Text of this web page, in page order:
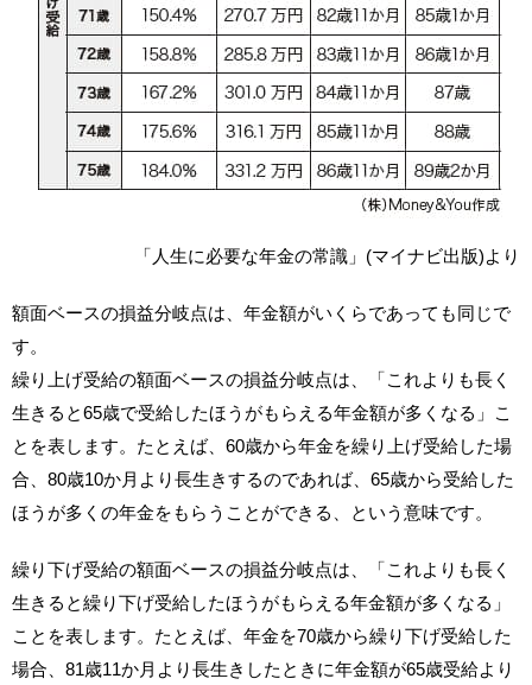
「人生に必要な年金の常識」(マイナビ出版)より
額面ベースの損益分岐点は、年金額がいくらであっても同じで
す。
繰り上げ受給の額面ベースの損益分岐点は、「これよりも長く
生きると65歳で受給したほうがもらえる年金額が多くなる」こ
とを表します。たとえば、60歳から年金を繰り上げ受給した場
合、80歳10か月より長生きするのであれば、65歳から受給した
ほうが多くの年金をもらうことができる、という意味です。
繰り下げ受給の額面ベースの損益分岐点は、「これよりも長く
生きると繰り下げ受給したほうがもらえる年金額が多くなる」
ことを表します。たとえば、年金を70歳から繰り下げ受給した
場合、81歳11か月より長生きしたときに年金額が65歳受給より